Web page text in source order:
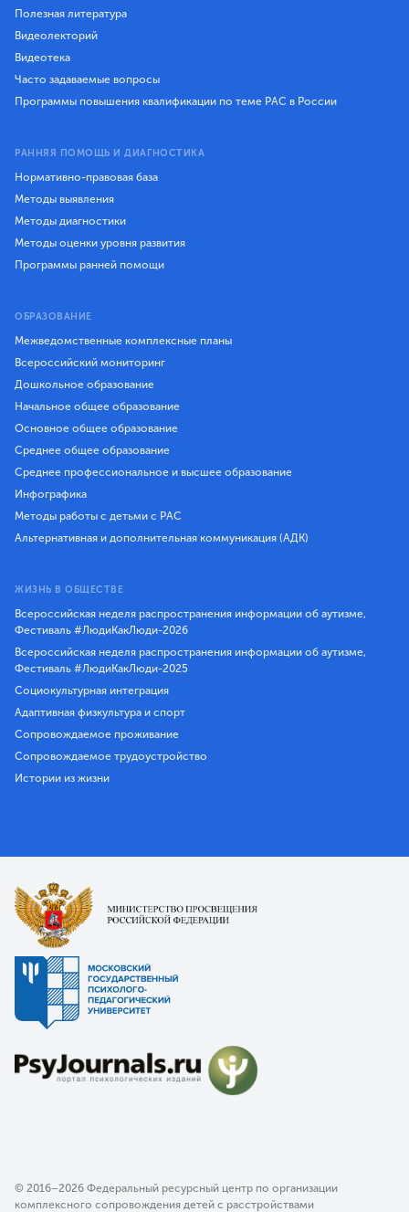
Полезная литература
Видеолекторий
Видеотека
Часто задаваемые вопросы
Программы повышения квалификации по теме РАС в России
РАННЯЯ ПОМОЩЬ И ДИАГНОСТИКА
Нормативно-правовая база
Методы выявления
Методы диагностики
Методы оценки уровня развития
Программы ранней помощи
ОБРАЗОВАНИЕ
Межведомственные комплексные планы
Всероссийский мониторинг
Дошкольное образование
Начальное общее образование
Основное общее образование
Среднее общее образование
Среднее профессиональное и высшее образование
Инфографика
Методы работы с детьми с РАС
Альтернативная и дополнительная коммуникация (АДК)
ЖИЗНЬ В ОБЩЕСТВЕ
Всероссийская неделя распространения информации об аутизме,
Фестиваль #ЛюдиКакЛюди-2026
Всероссийская неделя распространения информации об аутизме,
Фестиваль #ЛюдиКакЛюди-2025
Социокультурная интеграция
Адаптивная физкультура и спорт
Сопровождаемое проживание
Сопровождаемое трудоустройство
Истории из жизни
© 2016–2026 Федеральный ресурсный центр по организации
комплексного сопровождения детей с расстройствами